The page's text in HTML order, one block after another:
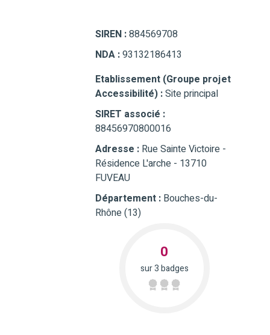
SIREN :884569708
NDA :93132186413
Etablissement (Groupe projet
Accessibilité) :Site principal
SIRET associé :
88456970800016
Adresse : Rue Sainte Victoire -
Résidence L'arche - 13710
FUVEAU
Département : Bouches-du-
Rhône (13)
0
sur 3 badges